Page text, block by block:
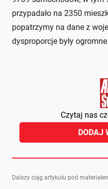
przypadało na 2350
popatrzymy na dane z
dysproporcje były ogromne.
Czytaj nas
DODAJ
Dalszy ciąg artykułu pod